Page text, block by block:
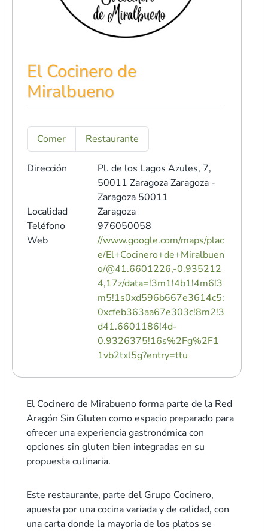
El Cocinero de
Miralbueno
Comer Restaurante
Dirección
Pl. de los Lagos Azules, 7,
50011 ZaragozaZaragoza -
Zaragoza 50011
Localidad
Zaragoza
Teléfono
976050058
Web
//www.google.com/maps/plac
e/El+Cocinero+de+Miralbuen
o/@41.6601226,-0.935212
4,17z/data=!3m1!4b1!4m6!3
m5!1s0xd596b667e3614c5:
0xcfeb363aa67e303c!8m2!3
d41.6601186!4d-
0.9326375!16s%2Fg%2F1
1vb2txl5g?entry=ttu
El Cocinero de Mirabueno forma parte de la Red
Aragón Sin Gluten como espacio preparado para
ofrecer una experiencia gastronómica con
opciones sin gluten bien integradas en su
propuesta culinaria.
Este restaurante, parte del Grupo Cocinero,
apuesta por una cocina variada y de calidad, con
una carta donde la mayoría de los platos se